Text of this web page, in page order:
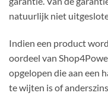
natuurlijk niet
Indien een product
oordeel van
opgelopen die aan een
te wijten is of